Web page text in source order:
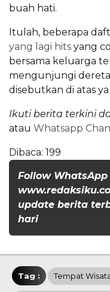
buah hati.
Itulah, beberapa
yang lagi hits yang
bersama keluarga
mengunjungi
disebutkan di atas
Ikuti berita terkini
atau Whatsapp
Dibaca: 199
Follow WhatsApp
update berita
hari
Tag : Tempat